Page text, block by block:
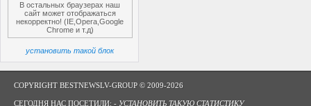
В остальных браузерах наш
сайт может отображаться
некорректно! (IE,Opera,Google
Chrome и т.д)
установить такой блок
COPYRIGHT BESTNEWSLV-GROUP © 2009-2026
СЕГОДНЯ НАС ПОСЕТИЛИ: - УСТАНОВИТЬ ТАКУЮ СТАТИСТИКУ